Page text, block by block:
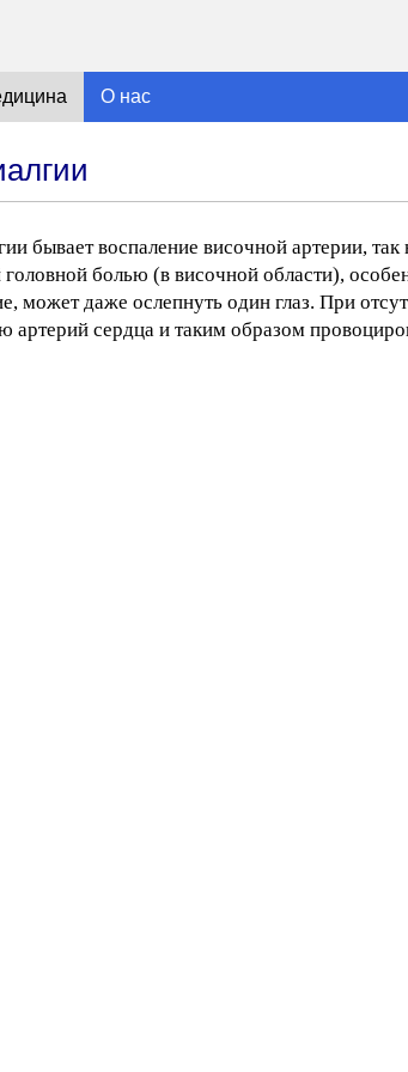
О нас
бывает воспаление височной артерии, так
болью (в височной области),
даже ослепнуть один глаз. При
сердца и таким образом